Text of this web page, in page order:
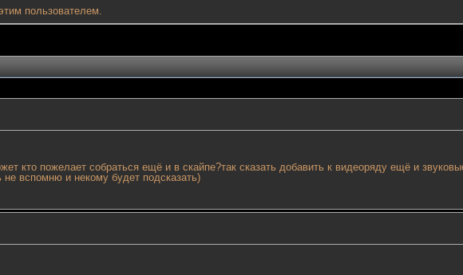
пользователем.
кто пожелает собраться ещё и в скайпе?так сказать добавить к видеоряду ещё и
вспомню и некому будет подсказать)